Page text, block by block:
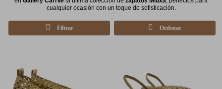
cualquier ocasión con un toque de sofisticación.
Filtrar Ordenar